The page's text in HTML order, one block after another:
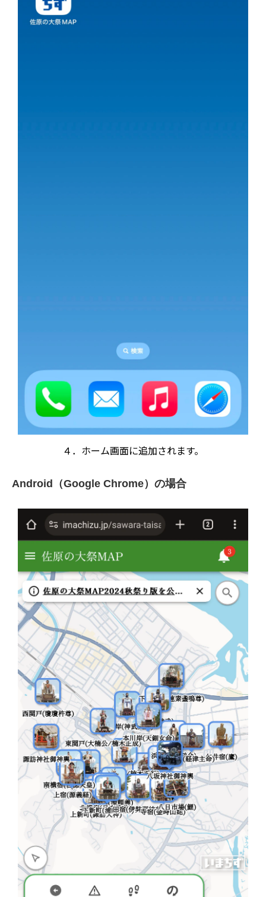
４．ホーム画面に追加されます。
Android（Google Chrome）の場合